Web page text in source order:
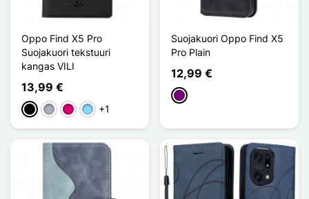
Oppo Find X5 Pro
Suojakuori tekstuuri
kangas VILI
13,99 €
MustaHarmaaMagenta
Bleu Clair
+1
Suojakuori Oppo Find X5
Pro Plain
12,99 €
Violet